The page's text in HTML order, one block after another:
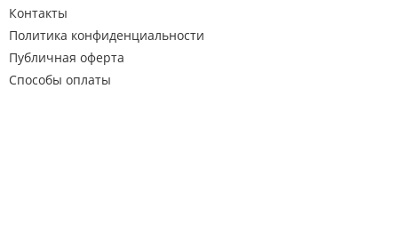
Контакты
Политика конфиденциальности
Публичная оферта
Способы оплаты